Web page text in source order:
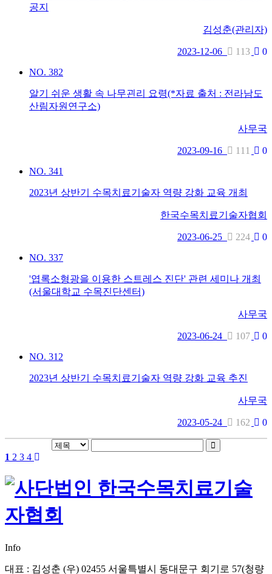
공지
김성춘(관리자)
2023-12-06 113
0
NO. 382
알기 쉬운 생활 속 나무괸리 요령(*자료 출처 : 전라남도
산림자원연구소)
사무국
2023-09-16 111
0
NO. 341
2023년 상반기 수목치료기술자 역량 강화 교육 개최
한국수목치료기술자협회
2023-06-25 224
0
NO. 337
'엽록소형광을 이용한 스트레스 진단' 관련 세미나 개최
(서울대학교 수목진단센터)
사무국
2023-06-24 107
0
NO. 312
2023년 상반기 수목치료기술자 역량 강화 교육 추진
사무국
2023-05-24 162 0
1 2 3 4
Info
대표 : 김성춘 (우) 02455 서울특별시 동대문구 회기로 57(청량